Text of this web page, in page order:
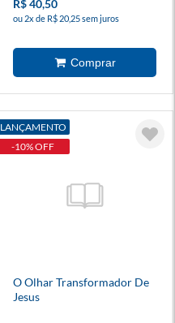
R$ 40,50
ou 2x de R$ 20,25 sem juros
LANÇAMENTO
-10% OFF
O Olhar Transformador De
Jesus